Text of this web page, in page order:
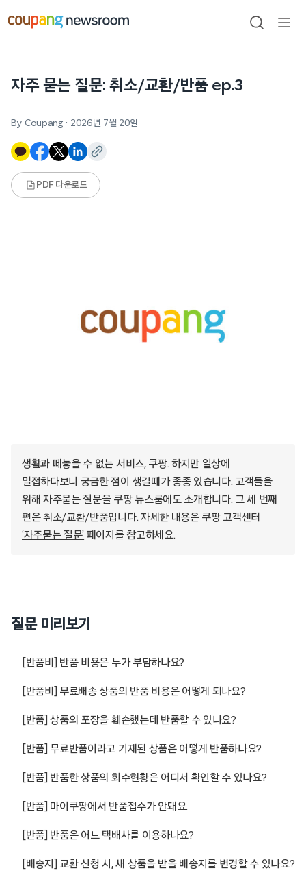
건너뛰기
검색
자주 묻는 질문: 취소/교환/반품 ep.3
By Coupang · 2026년 7월 20일
PDF 다운로드
생활과 떼놓을 수 없는 서비스, 쿠팡. 하지만 일상에
밀접하다보니 궁금한 점이 생길때가 종종 있습니다. 고객들을
위해 자주묻는 질문을 쿠팡 뉴스룸에도 소개합니다. 그 세 번째
편은 취소/교환/반품입니다. 자세한 내용은 쿠팡 고객센터
‘자주묻는 질문’ 페이지를 참고하세요.
질문 미리보기
[반품비] 반품 비용은 누가 부담하나요?
[반품비] 무료배송 상품의 반품 비용은 어떻게 되나요?
[반품] 상품의 포장을 훼손했는데 반품할 수 있나요?
[반품] 무료반품이라고 기재된 상품은 어떻게 반품하나요?
[반품] 반품한 상품의 회수현황은 어디서 확인할 수 있나요?
[반품] 마이쿠팡에서 반품접수가 안돼요.
[반품] 반품은 어느 택배사를 이용하나요?
[배송지] 교환 신청 시, 새 상품을 받을 배송지를 변경할 수 있나요?